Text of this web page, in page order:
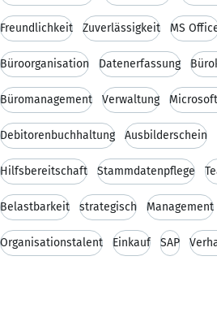
Freundlichkeit Zuverlässigkeit MS
Büroorganisation Datenerfassung
Büromanagement Verwaltung
Debitorenbuchhaltung Ausbilderschein
Hilfsbereitschaft Stammdatenpflege
Belastbarkeit strategisch Management
Organisationstalent Einkauf SAP